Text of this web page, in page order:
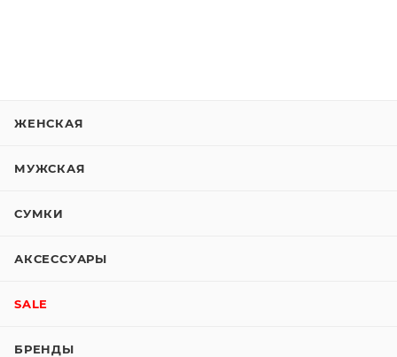
ЖЕНСКАЯ
МУЖСКАЯ
СУМКИ
АКСЕССУАРЫ
SALE
БРЕНДЫ